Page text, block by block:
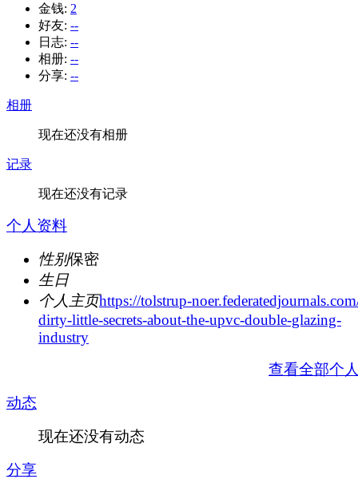
金钱: 2
好友: --
日志: --
相册: --
分享: --
相册
现在还没有相册
记录
现在还没有记录
个人资料
性别保密
生日
个人主页https://tolstrup-
dirty-little-secrets-about-the-upvc-double-glazing-
industry
查看全部个
动态
现在还没有动态
分享